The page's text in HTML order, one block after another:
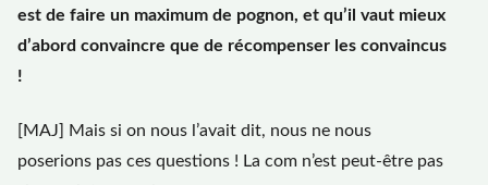
est de faire un maximum de pognon, et qu’il vaut mieux
d’abord convaincre que de récompenser les convaincus
!
[MAJ] Mais si on nous l’avait dit, nous ne nous
poserions pas ces questions ! La com n’est peut-être pas